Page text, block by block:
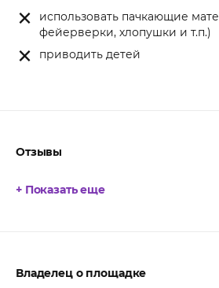
использовать пачкающие
фейерверки, хлопушки и т.п.)
приводить детей
Отзывы
+ Показать еще
Владелец о площадке